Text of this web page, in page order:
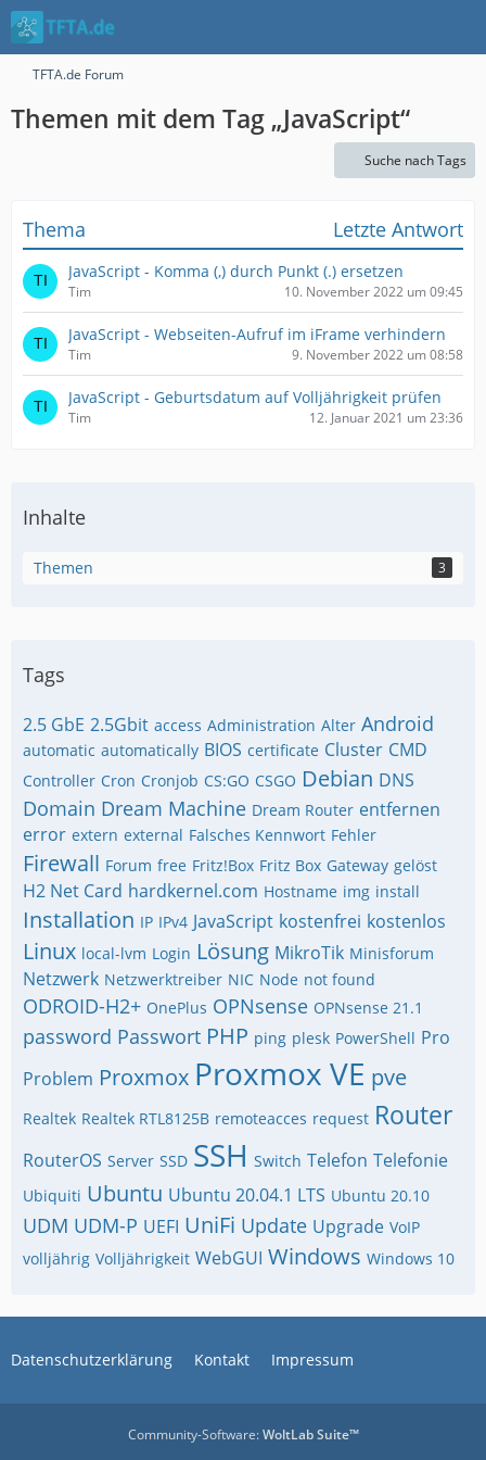
TFTA.de Forum
Themen mit dem Tag „JavaScript“
Suche nach Tags
Thema Letzte Antwort
JavaScript - Komma (,) durch Punkt (.) ersetzen
Tim 10. November 2022 um 09:45
JavaScript - Webseiten-Aufruf im iFrame verhindern
Tim 9. November 2022 um 08:58
JavaScript - Geburtsdatum auf Volljährigkeit prüfen
Tim 12. Januar 2021 um 23:36
Inhalte
Themen 3
Tags
2.5 GbE 2.5Gbit access Administration Alter Android
automatic automatically BIOS certificate Cluster CMD
Controller Cron Cronjob CS:GO CSGO Debian DNS
Domain Dream Machine Dream Router entfernen
error extern external Falsches Kennwort Fehler
Firewall Forum free Fritz!Box Fritz Box Gateway gelöst
H2 Net Card hardkernel.com Hostname img install
Installation IP IPv4 JavaScript kostenfrei kostenlos
Linux local-lvm Login Lösung MikroTik Minisforum
Netzwerk Netzwerktreiber NIC Node not found
ODROID-H2+ OnePlus OPNsense OPNsense 21.1
password Passwort PHP ping plesk PowerShell Pro
Problem Proxmox Proxmox VE pve
Realtek Realtek RTL8125B remoteacces request Router
RouterOS Server SSD SSH Switch Telefon Telefonie
Ubiquiti Ubuntu Ubuntu 20.04.1 LTS Ubuntu 20.10
UDM UDM-P UEFI UniFi Update Upgrade VoIP
volljährig Volljährigkeit WebGUI Windows Windows 10
Datenschutzerklärung Kontakt Impressum
Community-Software:WoltLab Suite™